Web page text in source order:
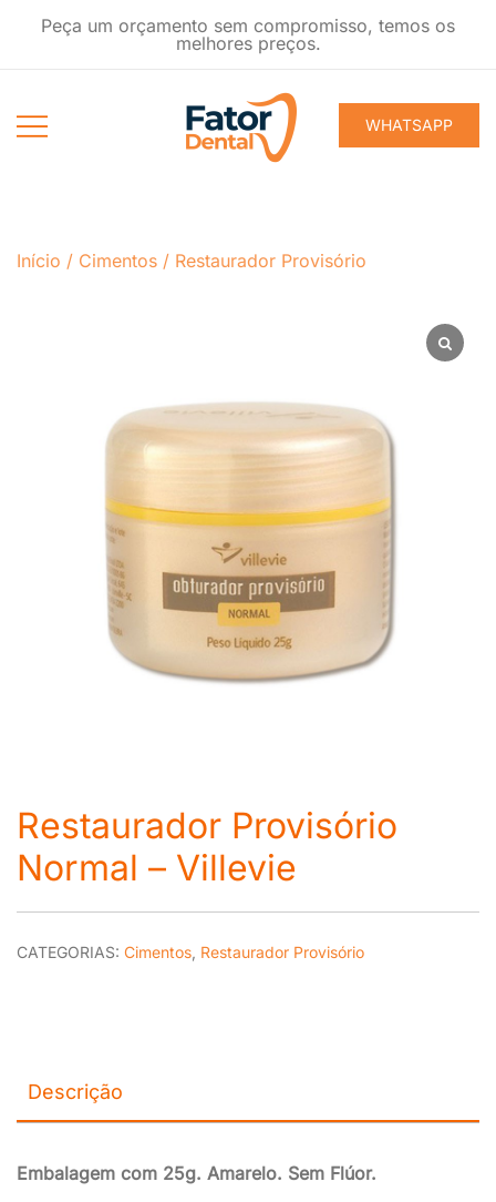
Peça um orçamento sem compromisso, temos os
melhores preços.
WHATSAPP
Início / Cimentos / Restaurador Provisório
Restaurador Provisório
Normal – Villevie
CATEGORIAS: Cimentos Restaurador Provisório
Descrição
Embalagem com 25g. Amarelo. Sem Flúor.